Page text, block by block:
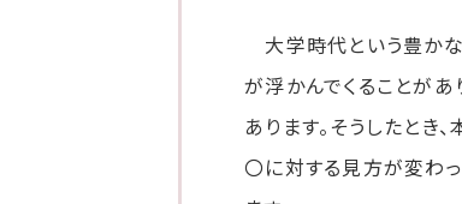
大学時代という豊かな
が浮かんでくることがあ
あります。そうしたとき
〇に対する見方が変わっ